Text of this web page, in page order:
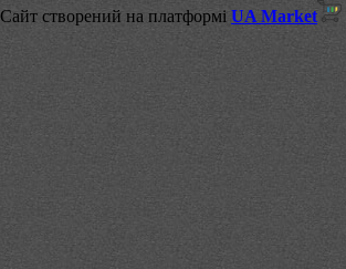
Сайт створений на платформі UA Market